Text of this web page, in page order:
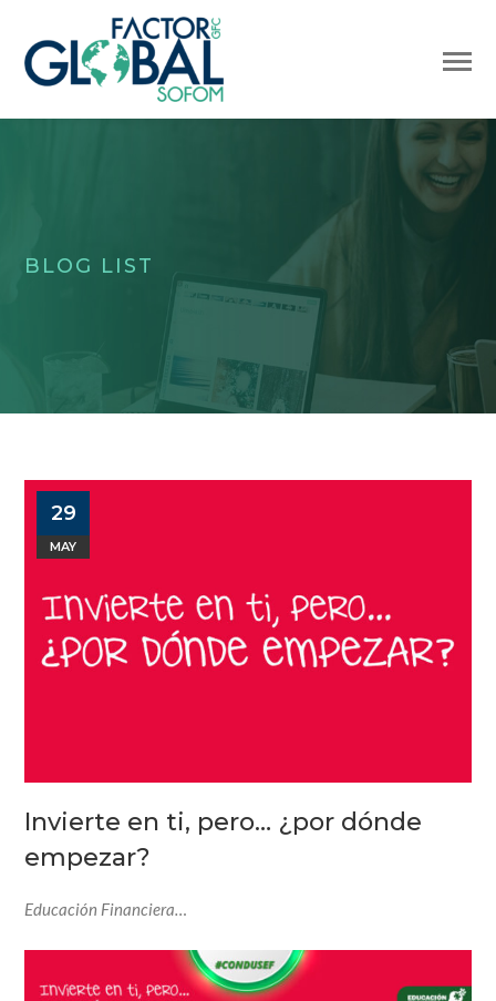
BLOG LIST
29
MAY
Invierte en ti, pero… ¿por dónde
empezar?
Educación Financiera…